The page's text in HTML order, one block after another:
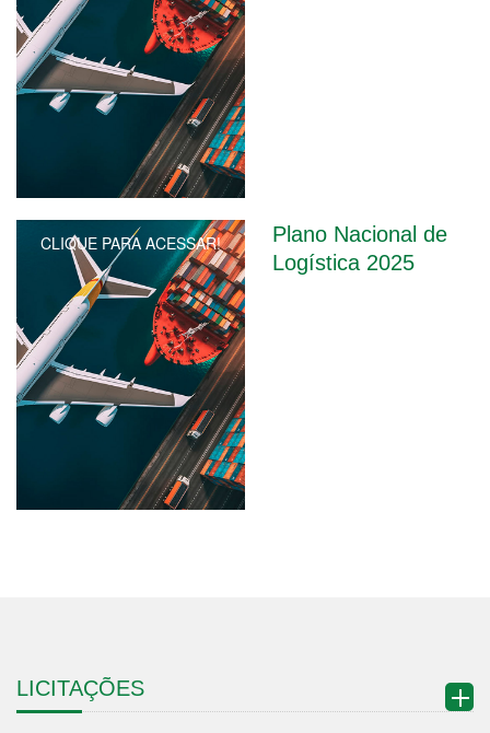
CLIQUE PARA ACESSAR!
Plano Nacional de
Logística 2025
LICITAÇÕES